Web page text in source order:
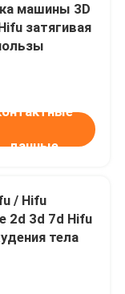
машины 3D
затягивая
данные
/ Hifu
2d 3d 7d Hifu
тела